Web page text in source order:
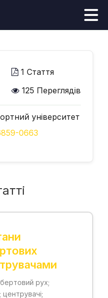
1 Стаття
125 Переглядів
університет
0663
рух;
центрувачі;